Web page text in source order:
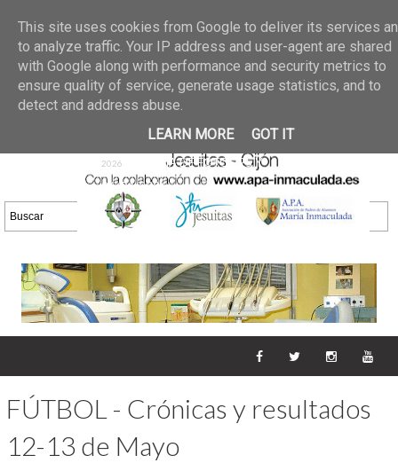
02 jun 2026
GALERIA DE FOTOS
30/05/2026
25 may 2026
GALERIA
DE FOTOS 23/05/2026
20 may
2026
GALERIA DE FOTOS
16/05/2026
DE FOTOS 09/05/2026
28 abr
2026
GALERIA DE FOTOS 25 Y
26/04/2026
FÚTBOL - Crónicas y resultados
12-13 de Mayo
This site uses cookies from Google to deliver its services
to analyze traffic. Your IP address and user-agent are shared
with Google along with performance and security metrics to
ensure quality of service, generate usage statistics, and to
detect and address abuse.
LEARN MORE
GOT IT